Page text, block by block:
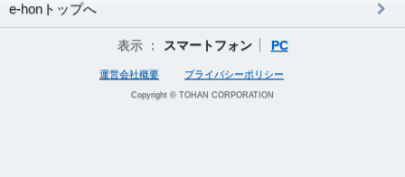
e-honトップへ
表示 ： スマートフォン PC
運営会社概要 プライバシーポリシー
Copyright © TOHAN CORPORATION